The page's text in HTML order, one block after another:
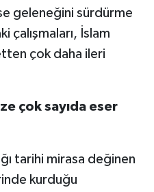
geleneğini sürdürme
çalışmaları, İslam
çok daha ileri
çok sayıda eser
tarihi mirasa değinen
kurduğu